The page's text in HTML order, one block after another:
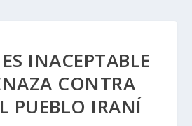
INACEPTABLE
CONTRA
PUEBLO IRANÍ